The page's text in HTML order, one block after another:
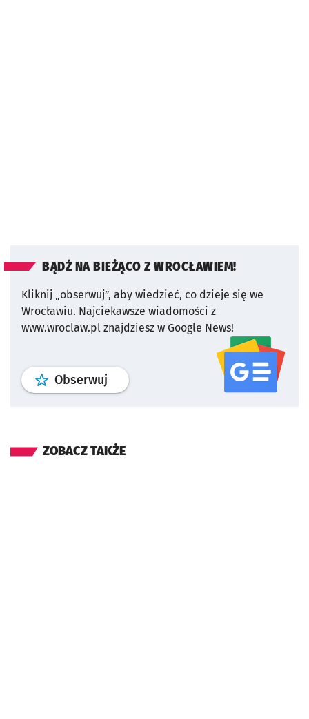
BĄDŹ NA BIEŻĄCO Z WROCŁAWIEM!
Kliknij „obserwuj”, aby wiedzieć, co dzieje się we
Wrocławiu. Najciekawsze wiadomości z
www.wroclaw.pl znajdziesz w Google News!
Obserwuj profil serwisu
ZOBACZ TAKŻE